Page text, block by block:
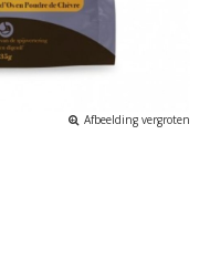
Afbeelding vergroten